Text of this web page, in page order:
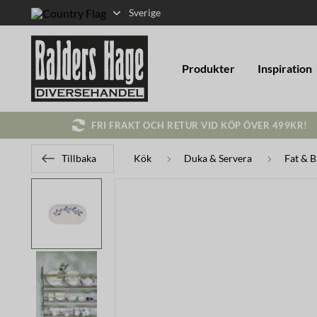
Sverige
Produkter Inspiration
FRI FRAKT OCH RETUR VID KÖP ÖVER 499KR!
Tillbaka Kök Duka & Servera Fat &